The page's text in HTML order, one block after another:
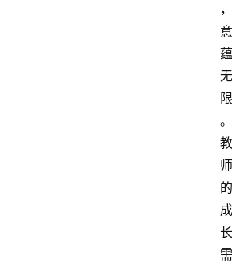
，
意
蕴
无
限
。
教
师
的
成
长
需